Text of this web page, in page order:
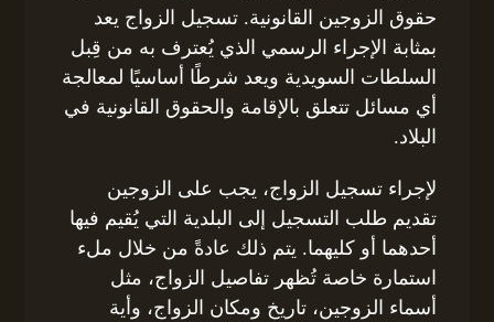
حقوق الزوجين القانونية. تسجيل الزواج يعد
بمثابة الإجراء الرسمي الذي يُعترف به من قِبل
السلطات السويدية ويعد شرطًا أساسيًا لمعالجة
أي مسائل تتعلق بالإقامة والحقوق القانونية في
البلاد.
لإجراء تسجيل الزواج، يجب على الزوجين
تقديم طلب التسجيل إلى البلدية التي يُقيم فيها
أحدهما أو كليهما. يتم ذلك عادةً من خلال ملء
استمارة خاصة تُظهر تفاصيل الزواج، مثل
أسماء الزوجين، تاريخ ومكان الزواج، وأية